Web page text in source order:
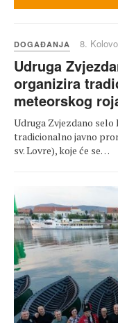
DOGAĐANJA 8.
Udruga
organizira
meteorskog
Udruga Zvjezdano
tradicionalno javno
sv. Lovre), koje će se…